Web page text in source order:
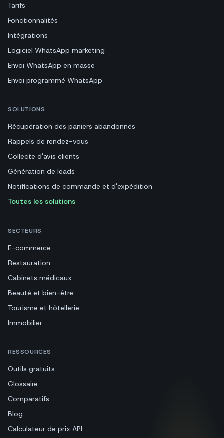
Tarifs
Fonctionnalités
Intégrations
Logiciel WhatsApp marketing
Envoi WhatsApp en masse
Envoi programmé WhatsApp
SOLUTIONS
Récupération des paniers abandonnés
Rappels de rendez-vous
Collecte d'avis clients
Génération de leads
Notifications de commande et d'expédition
Toutes les solutions
SECTEURS
E-commerce
Restauration
Cabinets médicaux
Beauté et bien-être
Tourisme et hôtellerie
Immobilier
RESSOURCES
Outils gratuits
Glossaire
Comparatifs
Blog
Calculateur de prix API